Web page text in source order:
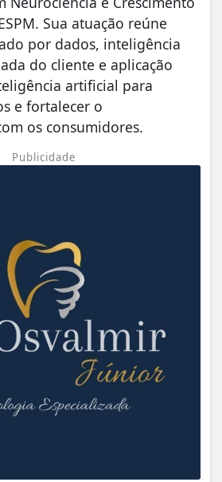
Sua atuação reúne
por dados, inteligência
do cliente e aplicação
artificial para
e fortalecer o
os consumidores.
Publicidade